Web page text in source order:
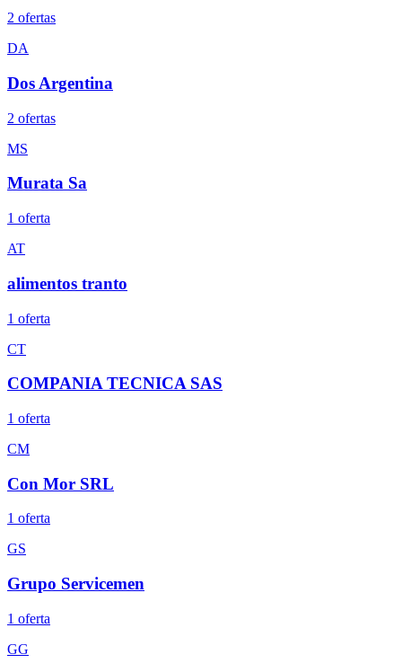
2 ofertas
DA
Dos Argentina
2 ofertas
MS
Murata Sa
1 oferta
AT
alimentos tranto
1 oferta
CT
COMPANIA TECNICA SAS
1 oferta
CM
Con Mor SRL
1 oferta
GS
Grupo Servicemen
1 oferta
GG